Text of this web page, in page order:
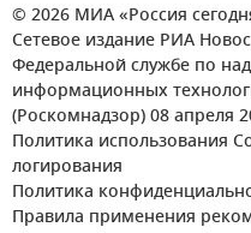
© 2026 МИА «Россия
Сетевое издание РИА
Федеральной службе по
информационных
(Роскомнадзор) 08 апреля
Политика использования
логирования
Политика
Правила применения